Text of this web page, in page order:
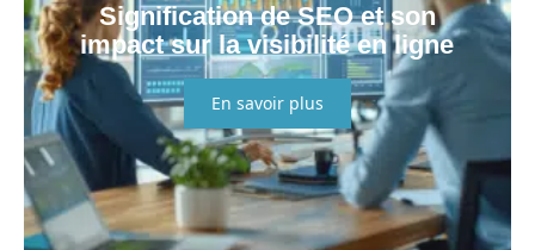
Signification de SEO et son
impact sur la visibilité en ligne
En savoir plus